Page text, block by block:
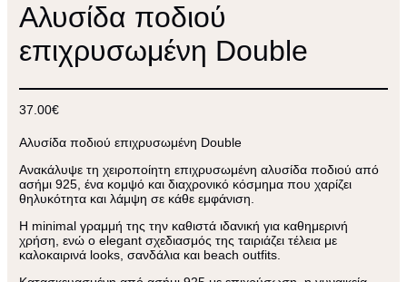
Αλυσίδα ποδιού
επιχρυσωμένη Double
37.00€
Αλυσίδα ποδιού επιχρυσωμένη Double
Ανακάλυψε τη χειροποίητη επιχρυσωμένη αλυσίδα ποδιού από
ασήμι 925, ένα κομψό και διαχρονικό κόσμημα που χαρίζει
θηλυκότητα και λάμψη σε κάθε εμφάνιση.
Η minimal γραμμή της την καθιστά ιδανική για καθημερινή
χρήση, ενώ ο elegant σχεδιασμός της ταιριάζει τέλεια με
καλοκαιρινά looks, σανδάλια και beach outfits.